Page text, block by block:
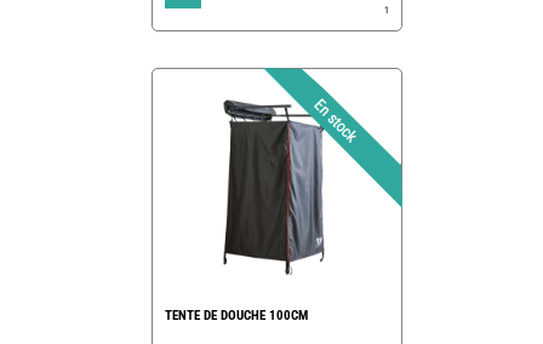
1
TENTE DE DOUCHE 100CM